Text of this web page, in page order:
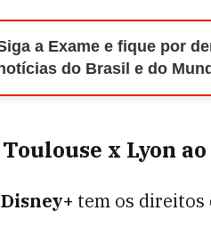
a Exame e fique por
do Brasil e do
x Lyon
Disney+ tem os direitos